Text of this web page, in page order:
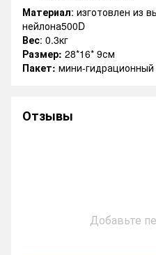
Материал: изготовлен из
нейлона500D
Вес: 0.3кг
Размер: 28*16* 9см
Пакет: мини-
Отзывы
Добавьте